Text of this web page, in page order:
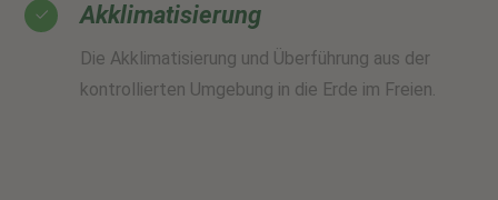
Akklimatisierung
Die Akklimatisierung und Überführung aus der
kontrollierten Umgebung in die Erde im Freien.